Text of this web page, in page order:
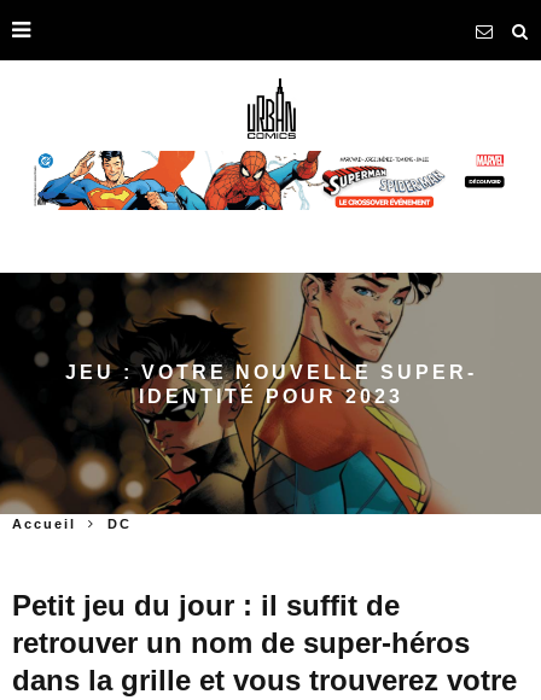
JEU : VOTRE NOUVELLE SUPER-
IDENTITÉ POUR 2023
Accueil DC
Petit jeu du jour : il suffit de
retrouver un nom de super-héros
dans la grille et vous trouverez votre